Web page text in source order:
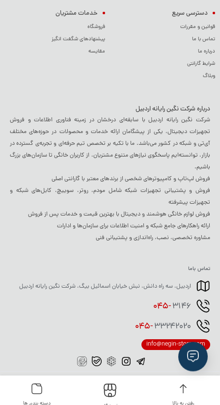
دسترسی سریع
قوانین و مقررات
تماس با ما
درباره ما
شرایط گارانتی
وبلاگ
خدمات مشتریان
فروشگاه
پیشنهادهای شگفت انگیز
مقایسه
درباره شرکت نگین رایانه اردبیل
شرکت نگین رایانه اردبیل با سابقه‌ای درخشان در زمینه فناوری اطلاعات و فروش
تجهیزات دیجیتال، یکی از پیشگامان ارائه خدمات و محصولات در حوزه‌های مختلف
آی‌تی و شبکه در کشور می‌باشد. ما با تکیه بر تخصص تیم حرفه‌ای و تجربه‌ی گسترده در
بازار، توانسته‌ایم پاسخگوی نیازهای متنوع مشتریان، از کاربران خانگی تا سازمان‌های بزرگ
باشیم.
فروش لپ‌تاپ و کامپیوترهای شخصی از برندهای معتبر با گارانتی اصلی
فروش و پشتیبانی تجهیزات شبکه شامل مودم، روتر، سوییچ، کابل‌های شبکه و
تجهیزات پیشرفته
فروش لوازم خانگی هوشمند و دیجیتال با بهترین قیمت و خدمات پس از فروش
ارائه راهکارهای جامع شبکه و امنیت اطلاعات برای سازمان‌ها و ادارات
مشاوره تخصصی، نصب، راه‌اندازی و پشتیبانی فنی
تماس باما
اردبیل، سه راه دانش، نبش خیابان اسمائیل بیگ، شرکت نگین رایانه اردبیل
045-3146
045-33242020
info@negin-store.com
کلیه حقوق مادی و معنوی این وب‌سایت متعلق به
می‌باشد. هرگونه
کپی‌برداری از محتوا، طراحی یا تصاویر بدون اجازه کتبی
، پیگرد قانونی در پی خواهد داشت.